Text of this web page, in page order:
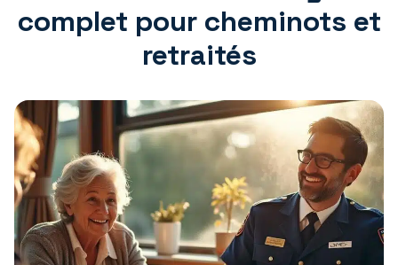
complet pour cheminots et
retraités